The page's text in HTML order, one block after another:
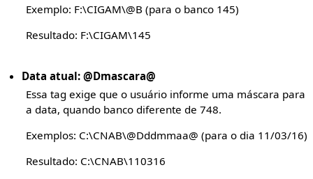
Exemplo: F:\CIGAM\@B (para o banco 145)
Resultado: F:\CIGAM\145
Data atual: @Dmascara@
Essa tag exige que o usuário informe uma máscara para
a data, quando banco diferente de 748.
Exemplos: C:\CNAB\@Dddmmaa@ (para o dia 11/03/16)
Resultado: C:\CNAB\110316